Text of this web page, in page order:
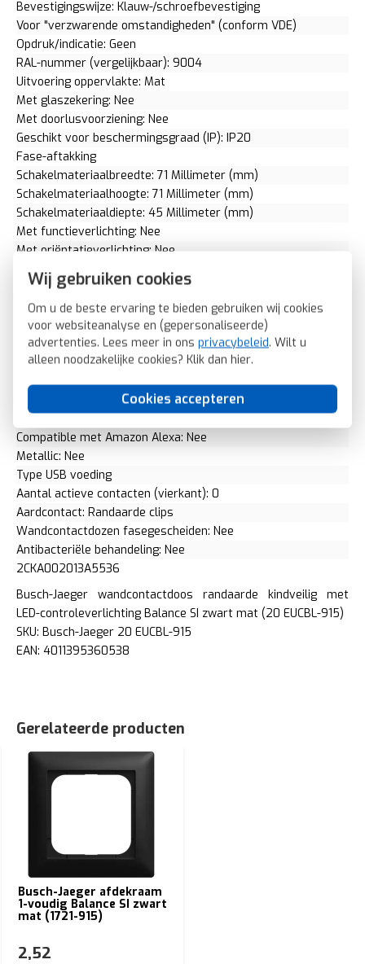
Wij gebruiken cookies
Om u de beste ervaring te bieden gebruiken wij cookies
voor websiteanalyse en (gepersonaliseerde)
advertenties. Lees meer in ons privacybeleid. Wilt u
alleen noodzakelijke cookies? Klik dan hier.
Cookies accepteren
Bevestigingswijze: Klauw-/schroefbevestiging
Voor "verzwarende omstandigheden" (conform VDE)
Opdruk/indicatie: Geen
RAL-nummer (vergelijkbaar): 9004
Uitvoering oppervlakte: Mat
Met glaszekering: Nee
Met doorlusvoorziening: Nee
Geschikt voor beschermingsgraad (IP): IP20
Fase-aftakking
Schakelmateriaalbreedte: 71 Millimeter (mm)
Schakelmateriaalhoogte: 71 Millimeter (mm)
Schakelmateriaaldiepte: 45 Millimeter (mm)
Met functieverlichting: Nee
Met oriëntatieverlichting: Nee
Met ingebouwde USB voeding
Aantal modules (bij modulair systeem): 0
Met IFTTT ondersteuning: Nee
Aantal actieve contacten (rond): 2
Aantal actieve contacten (vlak): 0
Rond aardingscontact
Min. diepte van de inbouwdoos: 32 Millimeter (mm)
Compatible met Apple HomeKit: Nee
Compatible met Google Assistant: Nee
Compatible met Amazon Alexa: Nee
Metallic: Nee
Type USB voeding
Aantal actieve contacten (vierkant): 0
Aardcontact: Randaarde clips
Wandcontactdozen fasegescheiden: Nee
Antibacteriële behandeling: Nee
2CKA002013A5536
Busch-Jaeger wandcontactdoos randaarde kindveilig met
LED-controleverlichting Balance SI zwart mat (20 EUCBL-915)
SKU: Busch-Jaeger 20 EUCBL-915
EAN: 4011395360538
Gerelateerde producten
Busch-Jaeger afdekraam
1-voudig Balance SI zwart
mat (1721-915)
2,52